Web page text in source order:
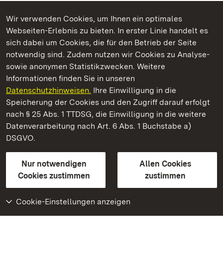
Wir verwenden Cookies, um Ihnen ein optimales
Webseiten-Erlebnis zu bieten. In erster Linie handelt es
sich dabei um Cookies, die für den Betrieb der Seite
notwendig sind. Zudem nutzen wir Cookies zu Analyse-
sowie anonymen Statistikzwecken. Weitere
Informationen finden Sie in unseren
Datenschutzhinweisen. Ihre Einwilligung in die
Speicherung der Cookies und den Zugriff darauf erfolgt
nach § 25 Abs. 1 TTDSG, die Einwilligung in die weitere
Datenverarbeitung nach Art. 6 Abs. 1 Buchstabe a)
DSGVO.
Nur notwendigen
Cookies zustimmen
Allen Cookies
zustimmen
Cookie-Einstellungen anzeigen
Kommen. Staunen. Genießen.
Neues Schloss Tettnang
Staatliche Schlösser und Gärten Baden-Württemberg
Kontakt
GebärdenspracheLeichte Sprache
Erklärung zur Barrierefreiheit
BITV-konform (geprüfte Seiten)
Weiteres